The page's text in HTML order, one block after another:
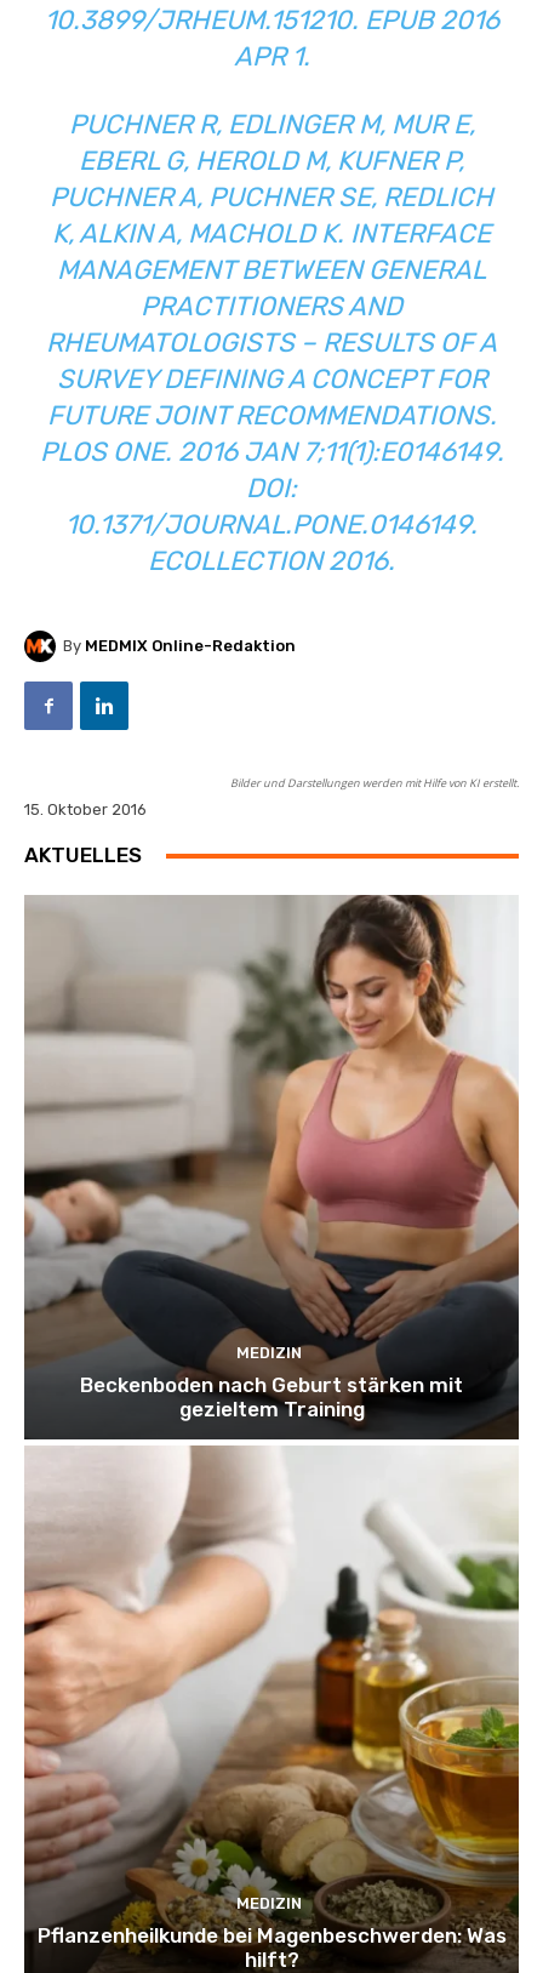
10.3899/JRHEUM.151210. EPUB 2016
APR 1.
PUCHNER R, EDLINGER M, MUR E,
EBERL G, HEROLD M, KUFNER P,
PUCHNER A, PUCHNER SE, REDLICH
K, ALKIN A, MACHOLD K. INTERFACE
MANAGEMENT BETWEEN GENERAL
PRACTITIONERS AND
RHEUMATOLOGISTS – RESULTS OF A
SURVEY DEFINING A CONCEPT FOR
FUTURE JOINT RECOMMENDATIONS.
PLOS ONE. 2016 JAN 7;11(1):E0146149.
DOI:
10.1371/JOURNAL.PONE.0146149.
ECOLLECTION 2016.
By MEDMIX Online-Redaktion
Bilder und Darstellungen werden mit Hilfe von KI erstellt.
15. Oktober 2016
AKTUELLES
MEDIZIN
Beckenboden nach Geburt stärken mit
gezieltem Training
MEDIZIN
Pflanzenheilkunde bei Magenbeschwerden: Was
hilft?